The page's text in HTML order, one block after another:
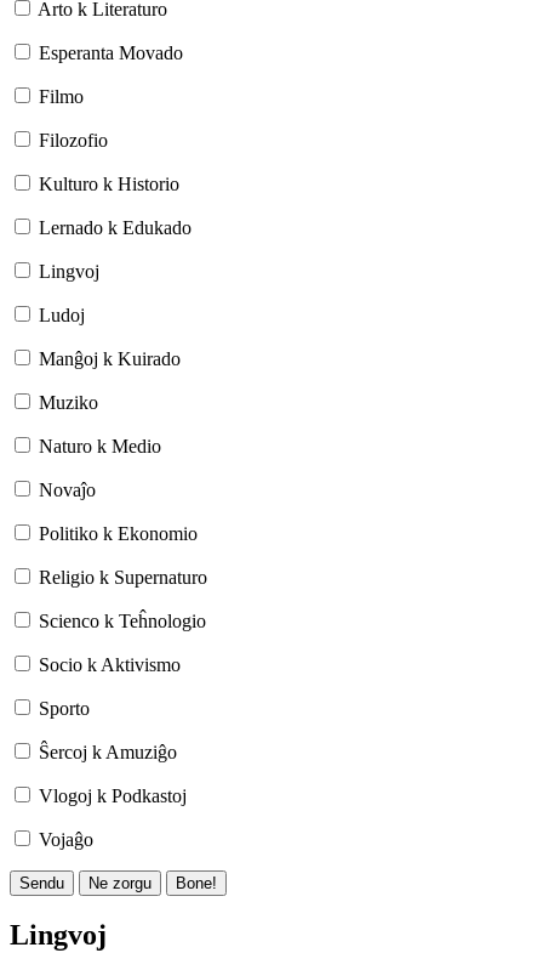
Arto k Literaturo
Esperanta Movado
Filmo
Filozofio
Kulturo k Historio
Lernado k Edukado
Lingvoj
Ludoj
Manĝoj k Kuirado
Muziko
Naturo k Medio
Novaĵo
Politiko k Ekonomio
Religio k Supernaturo
Scienco k Teĥnologio
Socio k Aktivismo
Sporto
Ŝercoj k Amuziĝo
Vlogoj k Podkastoj
Vojaĝo
Sendu Ne zorgu Bone!
Lingvoj